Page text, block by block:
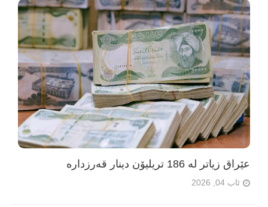
عێراق زیاتر لە 186 تریلیۆن دینار قەرزدارە
ئاب 04, 2026